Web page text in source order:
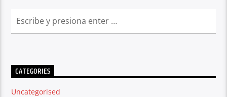
CATEGORIES
Uncategorised